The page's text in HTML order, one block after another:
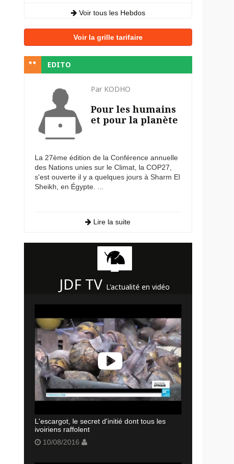
Voir tous les Hebdos
Voir la grille tarifaire
EDITO
Par KODHO
Pour les humains
et pour la planète
La 27ème édition de la Conférence annuelle
des Nations unies sur le Climat, la COP27,
s'est ouverte il y a quelques jours à Sharm El
Sheikh, en Égypte. ...
Lire la suite
JDF TV L'actualité en vidéo
L'escargot, le secret d'initié dont tous les
ivoiriens raffolent
10/08/2016